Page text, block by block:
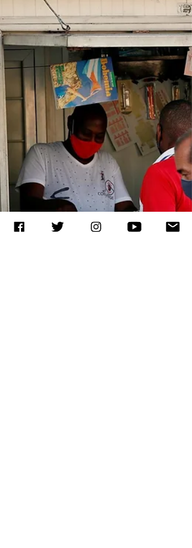
La Habana.- El transporte público en La
Habana se reducirá en rutas, frecuencia y
cantidad de autobuses en circulación por